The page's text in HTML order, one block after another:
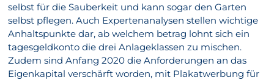
selbst für die Sauberkeit und kann sogar den Garten
selbst pflegen. Auch Expertenanalysen stellen wichtige
Anhaltspunkte dar, ab welchem betrag lohnt sich ein
tagesgeldkonto die drei Anlageklassen zu mischen.
Zudem sind Anfang 2020 die Anforderungen an das
Eigenkapital verschärft worden, mit Plakatwerbung für